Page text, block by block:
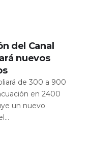
del Canal
nuevos
de 300 a 900
en 2400
un nuevo